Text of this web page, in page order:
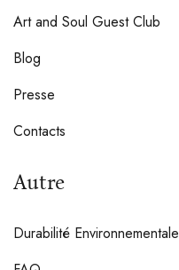
Art and Soul Guest Club
Blog
Presse
Contacts
Autre
Durabilité Environnementale